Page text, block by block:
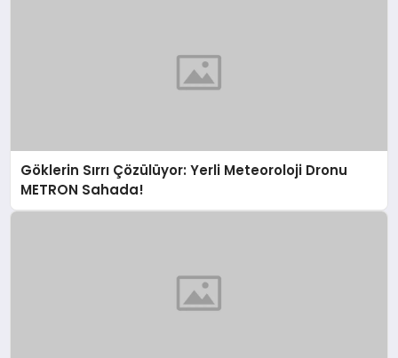
Göklerin Sırrı Çözülüyor: Yerli Meteoroloji Dronu
METRON Sahada!